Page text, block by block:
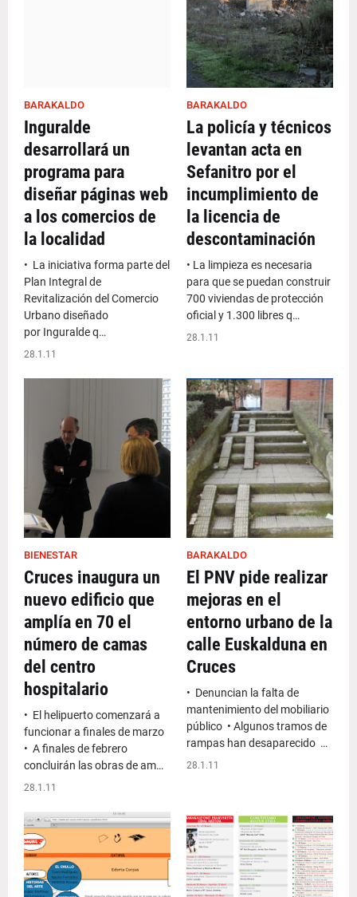
BARAKALDO
Inguralde
desarrollará un
programa para
diseñar páginas web
a los comercios de
la localidad
• La iniciativa forma parte del
Plan Integral de
Revitalización del Comercio
Urbano diseñado
por Inguralde q…
28.1.11
BARAKALDO
La policía y técnicos
levantan acta en
Sefanitro por el
incumplimiento de
la licencia de
descontaminación
• La limpieza es necesaria
para que se puedan construir
700 viviendas de protección
oficial y 1.300 libres q…
28.1.11
BIENESTAR
Cruces inaugura un
nuevo edificio que
amplía en 70 el
número de camas
del centro
hospitalario
• El helipuerto comenzará a
funcionar a finales de marzo
• A finales de febrero
concluirán las obras de am…
28.1.11
BARAKALDO
El PNV pide realizar
mejoras en el
entorno urbano de la
calle Euskalduna en
Cruces
• Denuncian la falta de
mantenimiento del mobiliario
público • Algunos tramos de
rampas han desaparecido …
28.1.11